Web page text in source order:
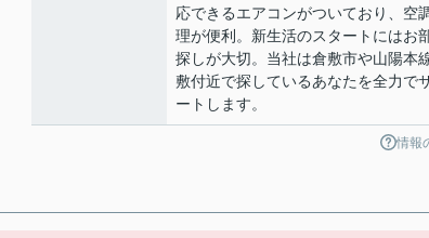
応できるエアコンがついており、空
理が便利。新生活のスタートにはお
探しが大切。当社は倉敷市や山陽本
敷付近で探しているあなたを全力で
ートします。
情報